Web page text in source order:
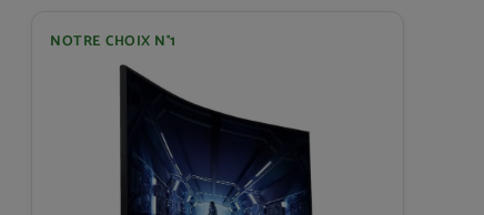
NOTRE CHOIX N°1